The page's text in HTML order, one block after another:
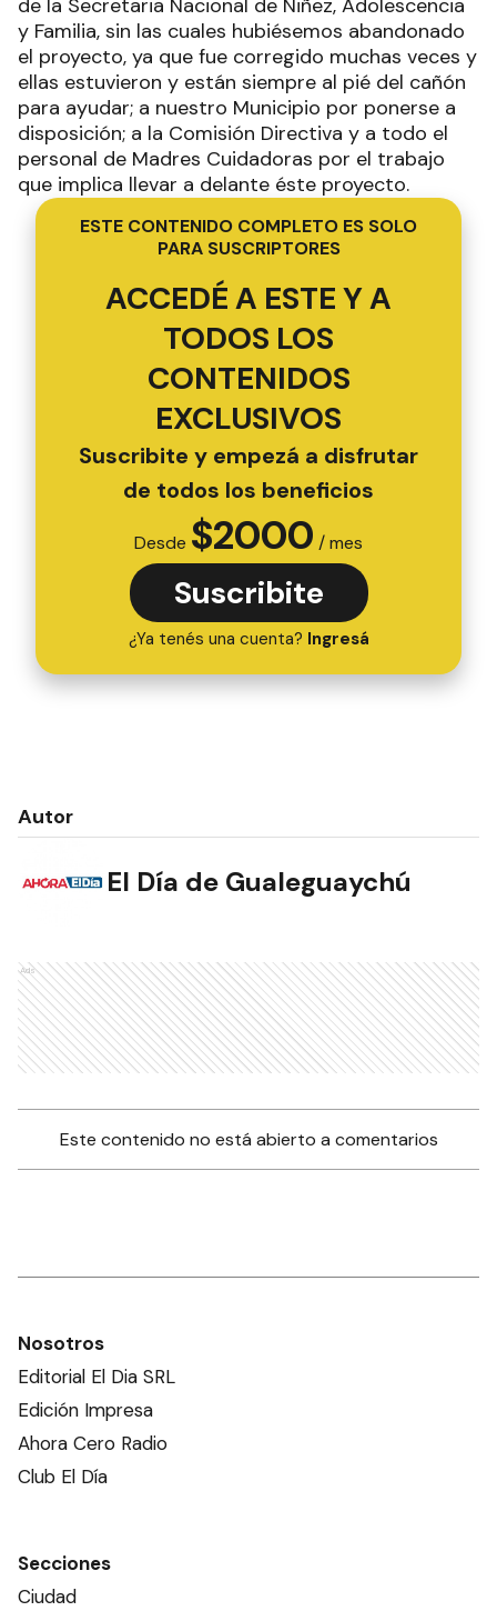
de la Secretaria Nacional de Niñez, Adolescencia
y Familia, sin las cuales hubiésemos abandonado
el proyecto, ya que fue corregido muchas veces y
ellas estuvieron y están siempre al pié del cañón
para ayudar; a nuestro Municipio por ponerse a
disposición; a la Comisión Directiva y a todo el
personal de Madres Cuidadoras por el trabajo
que implica llevar a delante éste proyecto.
ESTE CONTENIDO COMPLETO ES SOLO
PARA SUSCRIPTORES
ACCEDÉ A ESTE Y A
TODOS LOS
CONTENIDOS
EXCLUSIVOS
Suscribite y empezá a disfrutar
de todos los beneficios
Desde $2000 / mes
Suscribite
¿Ya tenés una cuenta? Ingresá
Autor
El Día de Gualeguaychú
Ads
Este contenido no está abierto a comentarios
Nosotros
Editorial El Dia SRL
Edición Impresa
Ahora Cero Radio
Club El Día
Secciones
Ciudad